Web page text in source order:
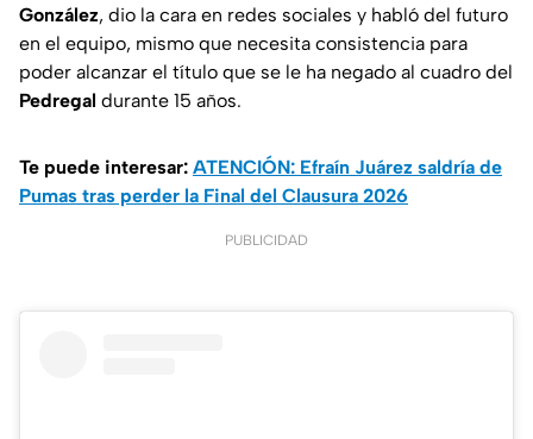
González, dio la cara en redes sociales y habló del futuro
en el equipo, mismo que necesita consistencia para
poder alcanzar el título que se le ha negado al cuadro del
Pedregal durante 15 años.
Te puede interesar: ATENCIÓN: Efraín Juárez saldría de
Pumas tras perder la Final del Clausura 2026
PUBLICIDAD